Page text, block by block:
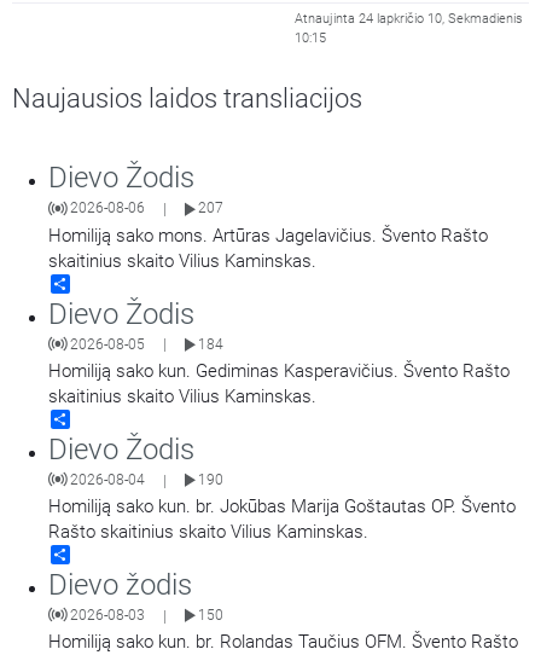
Atnaujinta 24 lapkričio 10, Sekmadienis
10:15
Naujausios laidos transliacijos
Dievo Žodis
2026-08-06 207
Homiliją sako mons. Artūras Jagelavičius. Švento Rašto
skaitinius skaito Vilius Kaminskas.
Dievo Žodis
2026-08-05 184
Homiliją sako kun. Gediminas Kasperavičius. Švento Rašto
skaitinius skaito Vilius Kaminskas.
Dievo Žodis
2026-08-04 | 190
Homiliją sako kun. br. Jokūbas Marija Goštautas OP. Švento
Rašto skaitinius skaito Vilius Kaminskas.
Dievo žodis
2026-08-03 | 150
Homiliją sako kun. br. Rolandas Taučius OFM. Švento Rašto